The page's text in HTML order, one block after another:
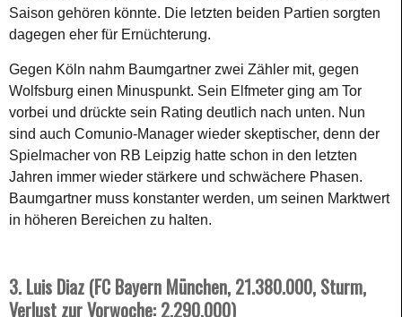
Saison gehören könnte. Die letzten beiden Partien sorgten
dagegen eher für Ernüchterung.
Gegen Köln nahm Baumgartner zwei Zähler mit, gegen
Wolfsburg einen Minuspunkt. Sein Elfmeter ging am Tor
vorbei und drückte sein Rating deutlich nach unten. Nun
sind auch Comunio-Manager wieder skeptischer, denn der
Spielmacher von RB Leipzig hatte schon in den letzten
Jahren immer wieder stärkere und schwächere Phasen.
Baumgartner muss konstanter werden, um seinen Marktwert
in höheren Bereichen zu halten.
3. Luis Diaz (FC Bayern München, 21.380.000, Sturm,
Verlust zur Vorwoche: 2.290.000)